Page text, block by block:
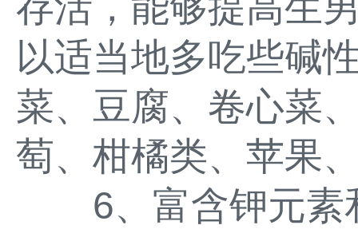
以适当地多吃些碱
菜、豆腐、卷心菜
萄、柑橘类、苹果
6、富含钾元素